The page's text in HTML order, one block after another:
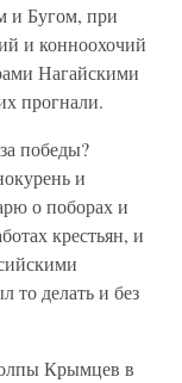
и Бугом, при
и конноохочий
Нагайскими
прогнали.
победы?
и
о поборах и
крестьян, и
то делать и без
Крымцев в